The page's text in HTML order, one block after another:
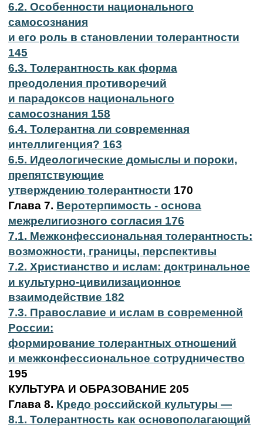
6.2. Особенности национального
самосознания
и его роль в становлении толерантности
145
6.3. Толерантность как форма
преодоления противоречий
и парадоксов национального
самосознания 158
6.4. Толерантна ли современная
интеллигенция? 163
6.5. Идеологические домыслы и пороки,
препятствующие
утверждению толерантности 170
Глава 7. Веротерпимость - основа
межрелигиозного согласия 176
7.1. Межконфессиональная толерантность:
возможности, границы, перспективы
7.2. Христианство и ислам: доктринальное
и культурно-цивилизационное
взаимодействие 182
7.3. Православие и ислам в современной
России:
формирование толерантных отношений
и межконфессиональное сотрудничество
195
КУЛЬТУРА И ОБРАЗОВАНИЕ 205
Глава 8. Кредо российской культуры —
8.1. Толерантность как основополагающий